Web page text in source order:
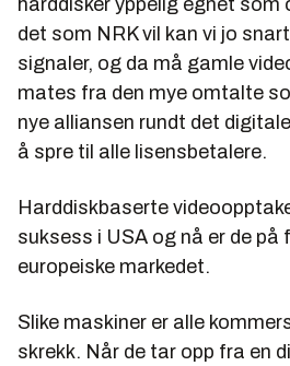
harddisker yppelig egnet som
det som NRK vil kan vi jo
signaler, og da må gamle
mates fra den mye omtalte
nye alliansen rundt det
å spre til alle lisensbetalere.
Harddiskbaserte
suksess i USA og nå er de på
europeiske markedet.
Slike maskiner er alle
skrekk. Når de tar opp fra en